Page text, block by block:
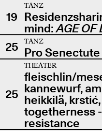
19
TANZ
mind:AGE OF
25
TANZ
Pro
25
THEATER
fleischlin/
kannewurf,
heikkilä,
togetherness
resistance